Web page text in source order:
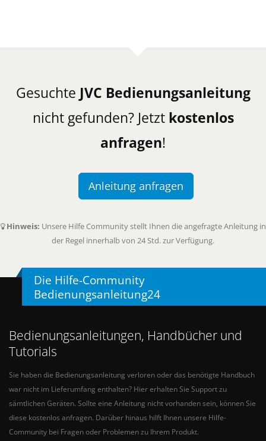
Gesuchte JVC Bedienungsanleitung
nicht gefunden? Jetzt kostenlos
anfragen!
Anleitung anfragen
Hinweis: Unsere Hilfe Community stellt Ihnen die angefragte Anleitung in
der Regel innerhalb von 24 Std. zur Verfügung.
Die Hilfe-Community
Bedienungsanleitung24
Bedienungsanleitungen, Handbücher und
Tutorials
Sie haben die Bedienungsanleitung verloren oder das benötigte Handbuch
war nicht im Lieferumfang enthalten? Hier erhalten Sie Support zu
sämtlichen Geräten. Sollte eine Anleitung nicht vorhanden sein, können Sie
diese kostenlos anfragen. Darüber hinaus hilft Ihnen unsere Hilfe-
Community bei Fragen oder Problemen zu Ihrem Produkt.